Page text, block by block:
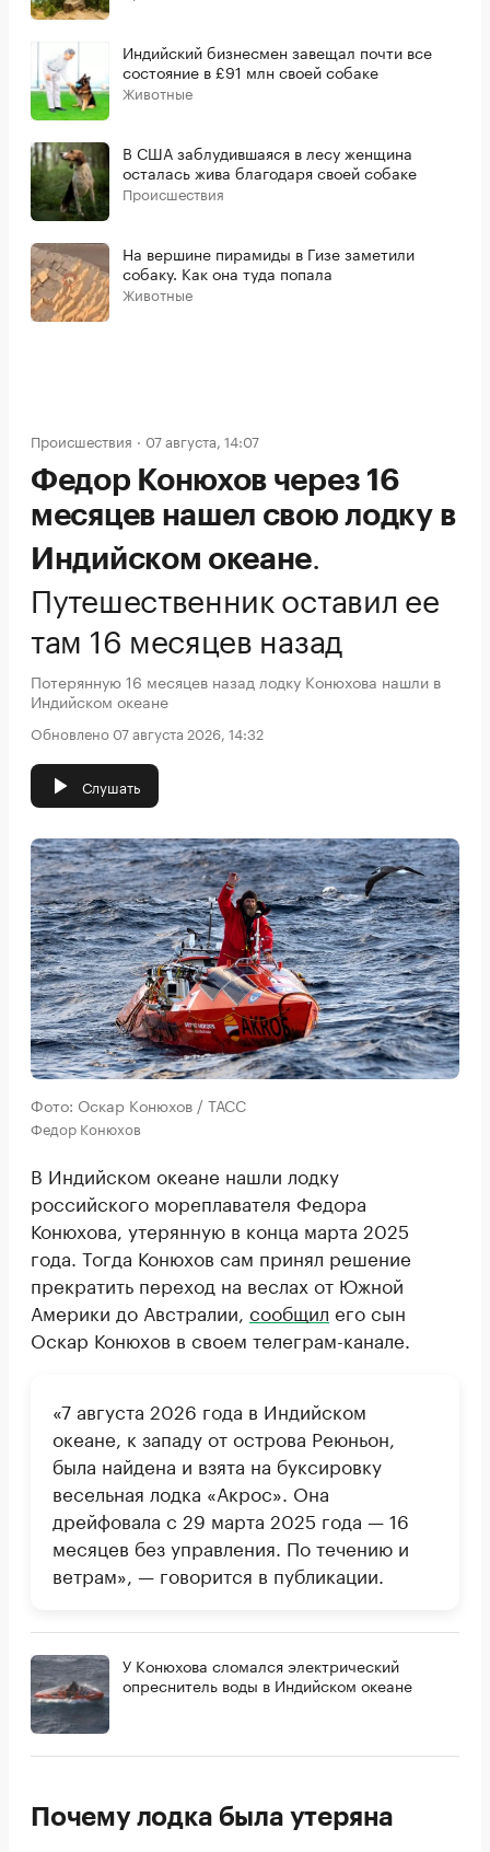
Индийский бизнесмен завещал почти все
состояние в £91 млн своей собаке
Животные
В США заблудившаяся в лесу женщина
осталась жива благодаря своей собаке
Происшествия
На вершине пирамиды в Гизе заметили
собаку. Как она туда попала
Животные
Происшествия 07 августа, 14:07
Федор Конюхов через 16
месяцев нашел свою лодку в
Индийском океане.
Путешественник оставил ее
там 16 месяцев назад
Потерянную 16 месяцев назад лодку Конюхова нашли в
Индийском океане
Обновлено 07 августа 2026, 14:32
Слушать
Фото: Оскар Конюхов / ТАСС
Федор Конюхов
В Индийском океане нашли лодку
российского мореплавателя Федора
Конюхова, утерянную в конца марта 2025
года. Тогда Конюхов сам принял решение
прекратить переход на веслах от Южной
Америки до Австралии, сообщил его сын
Оскар Конюхов в своем телеграм-канале.
«7 августа 2026 года в Индийском
океане, к западу от острова Реюньон,
была найдена и взята на буксировку
весельная лодка «Акрос». Она
дрейфовала с 29 марта 2025 года — 16
месяцев без управления. По течению и
ветрам», — говорится в публикации.
У Конюхова сломался электрический
опреснитель воды в Индийском океане
Почему лодка была утеряна